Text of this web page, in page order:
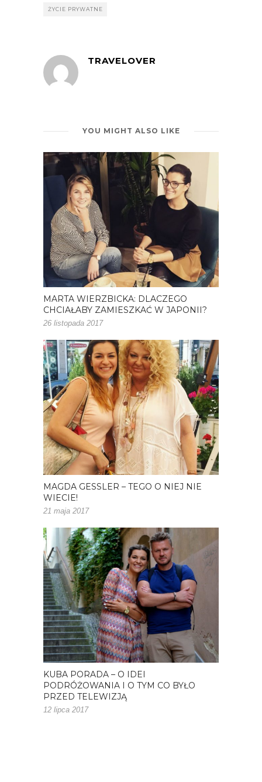
ŻYCIE PRYWATNE
TRAVELOVER
YOU MIGHT ALSO LIKE
MARTA WIERZBICKA: DLACZEGO
CHCIAŁABY ZAMIESZKAĆ W JAPONII?
26 listopada 2017
MAGDA GESSLER – TEGO O NIEJ NIE
WIECIE!
21 maja 2017
KUBA PORADA – O IDEI
PODRÓŻOWANIA I O TYM CO BYŁO
PRZED TELEWIZJĄ
12 lipca 2017